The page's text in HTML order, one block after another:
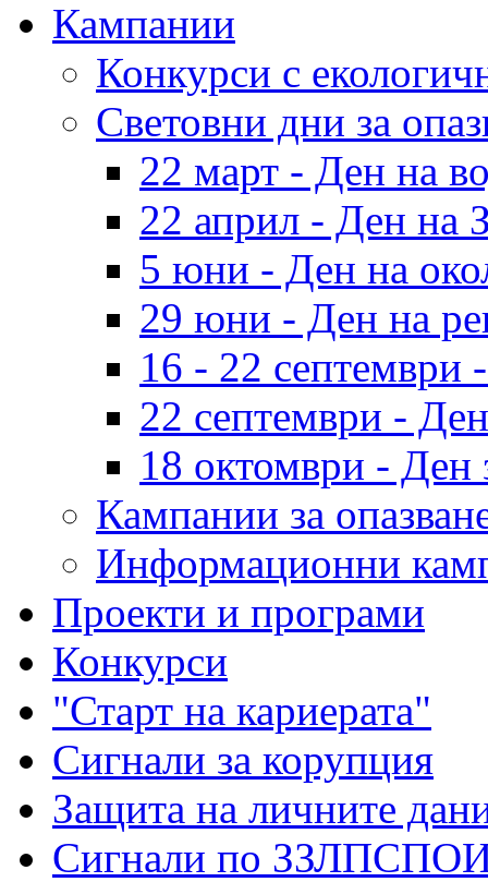
Кампании
Конкурси с
Световни дни за
22 март - Ден на
22 април - Ден на
5 юни - Ден на
29 юни - Ден на
16 - 22 септември
22 септември -
18 октомври - Ден
Кампании за
Информационни
Проекти и програми
Конкурси
"Старт на кариерата"
Сигнали за корупция
Защита на личните
Сигнали по